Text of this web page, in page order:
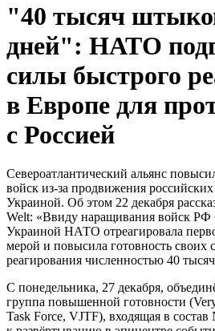
"40 тысяч
дней": НАТО
силы быстрого
в Европе для
с Россией
Североатлантический альянс
войск из-за продвижения
Украиной. Об этом 22 декабря
Welt: «Ввиду наращивания войск РФ
Украиной НАТО отреагировала
мерой и повысила готовность своих
реагирования численностью 40
С понедельника, 27 декабря,
группа повышенной готовности
Task Force, VJTF), входящая в